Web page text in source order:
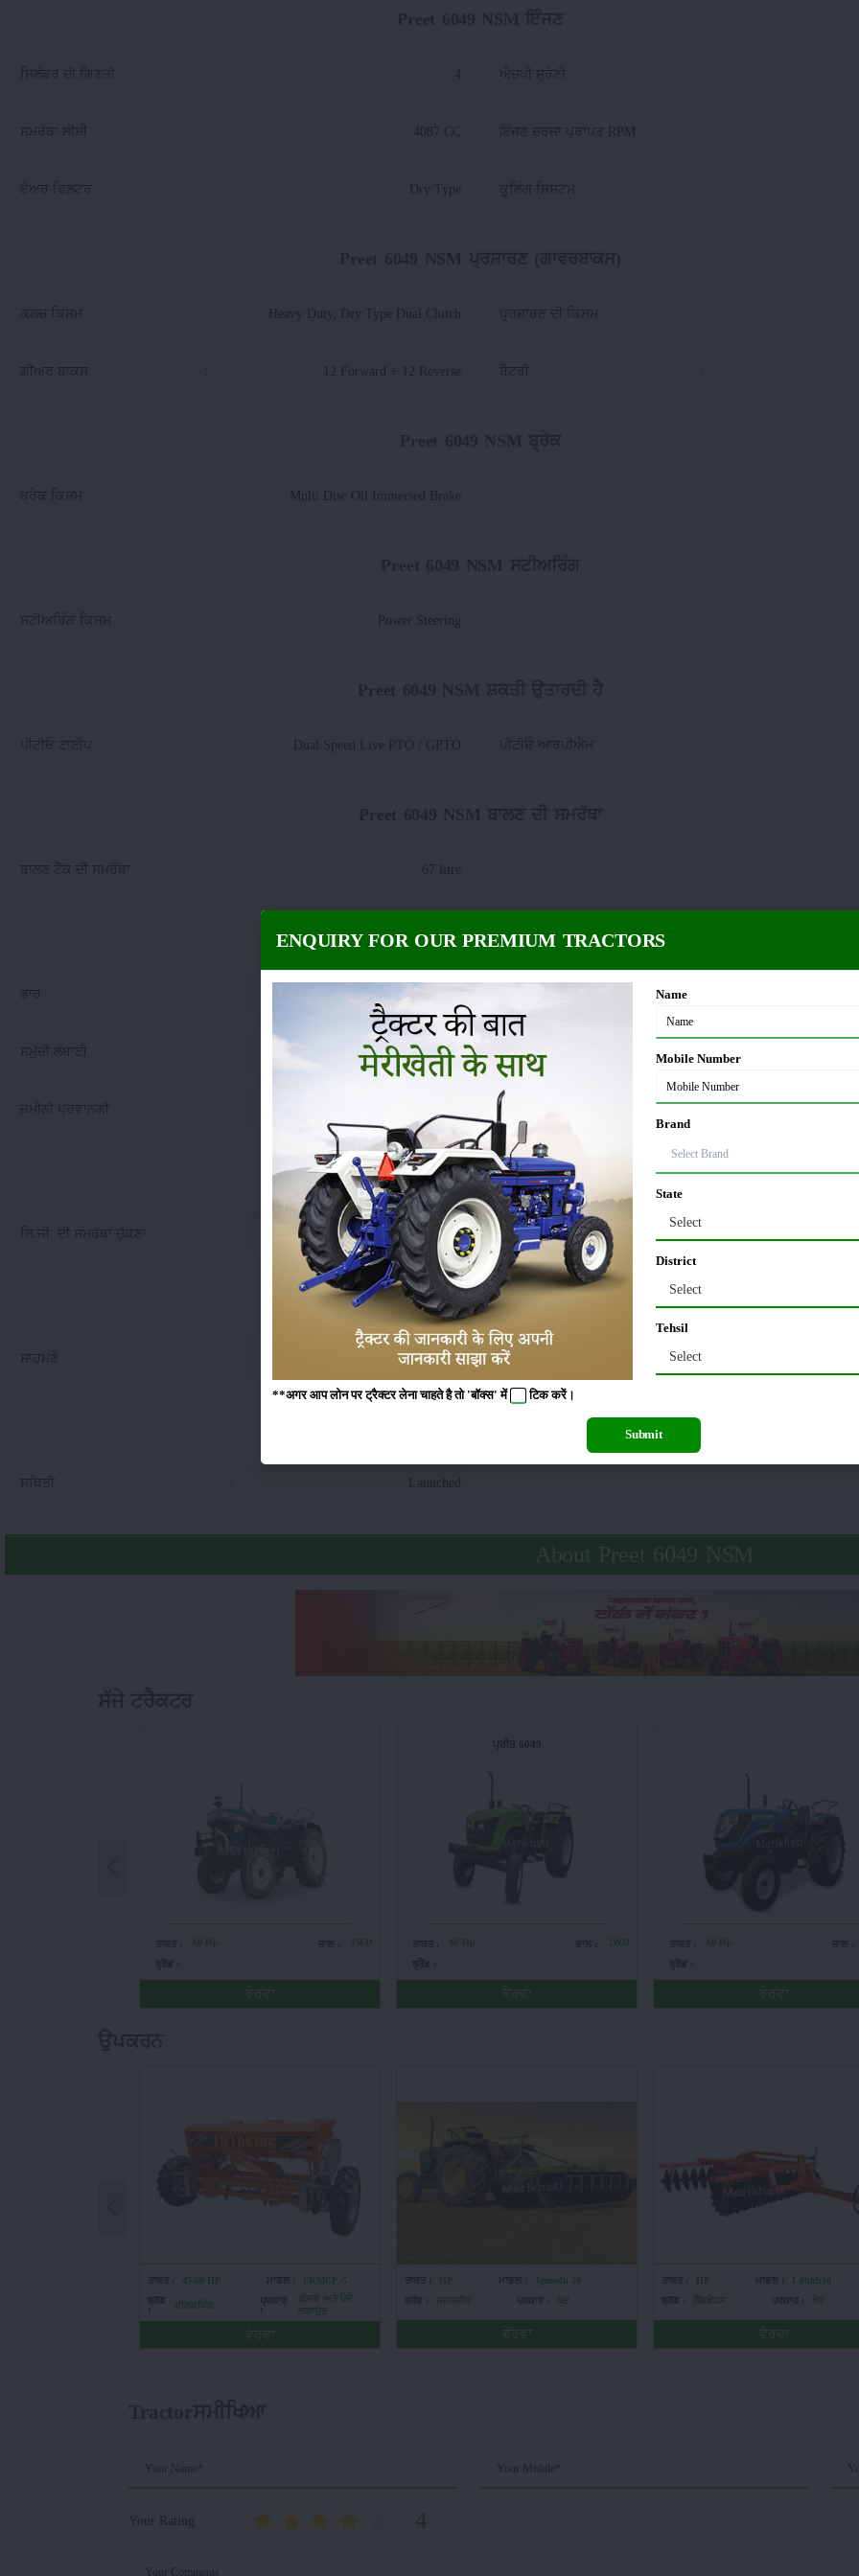
ਸਿਲੰਡਰ ਦੀ ਗਿਣਤੀ 4 ਐਚਪੀ ਸ਼੍ਰੇਣੀ
ਸਮਰੱਥਾ ਸੀਸੀ 4087 CC ਇੰਜਣ ਦਰਜਾ ਪ੍ਰਾਪਤ RPM
ਏਅਰ ਫਿਲਟਰ Dry Type ਕੂਲਿੰਗ ਸਿਸਟਮ
ਕਲਚ ਕਿਸਮ Heavy Duty, Dry Type Dual Clutch ਪ੍ਰਸਾਰਣ ਦੀ ਕਿਸਮ
ਗੀਅਰ ਬਾਕਸ 12 Forward + 12 Reverse ਬੈਟਰੀ
ਬ੍ਰੇਕ ਕਿਸਮ Multi Disc Oil Immersed Brake
ਸਟੀਅਰਿੰਗ ਕਿਸਮ Power Steering
ਪੀਟੀਓ ਟਾਈਪ Dual Speed Live PTO / GPTO ਪੀਟੀਓ ਆਰਪੀਐਮ
ਬਾਲਣ ਟੈਂਕ ਦੀ ਸਮਰੱਥਾ 67 litre
Preet 6049 NSM ਮਾਪ ਅਤੇ ਭਾਰ
ਭਾਰ
ਸਮੁੱਚੀ ਲੰਬਾਈ 3800 MM ਟਰੈਕਟਰ ਚੌੜਾਈ
ਜ਼ਮੀਨੀ ਪ੍ਰਵਾਨਗੀ
Preet 6049 NSM ਲਿਫਟਿੰਗ ਸਮਰੱਥਾ (ਹਾਈਡ੍ਰੌਲਿਕਸ)
ਲਿ.ਜੀ. ਦੀ ਸਮਰੱਥਾ ਚੁੱਕਣਾ 2400 Kg
Preet 6049 NSM ਟਾਇਰ ਦਾ ਆਕਾਰ
ਸਾਹਮਣੇ 7.50 X 16 ਰੀਅਰ
Preet 6049 NSM ਅਤਿਰਿਕਤ ਵਿਸ਼ੇਸ਼ਤਾਵਾਂ
ਸਥਿਤੀ Launched
About Preet 6049 NSM
ਤਾਕਤ : 60 Hp ਚਾਲ : 2WD
ਬ੍ਰੈਂਡ :
ਵੇਰਵਾ
ਪ੍ਰੀਤ 6049
ਤਾਕਤ : 60 Hp ਚਾਲ : 2WD
ਬ੍ਰੈਂਡ :
ਵੇਰਵਾ
ਤਾਕਤ : 60 Hp ਚਾਲ :
ਬ੍ਰੈਂਡ :
ਵੇਰਵਾ
ਤਾਕਤ : 45-60 HP ਮਾਡਲ :
FKMCP -5
ਬ੍ਰੈਂਡ
ਫੀਲਡਕਿੰਗ
ਪ੍ਰਕਾਰ
ਬੀਜਣ ਅਤੇ ਪੌਦੇ
ਲਗਾਉਣ
ਵੇਰਵਾ
ਤਾਕਤ : HP ਮਾਡਲ :
Jgmodh-20
ਬ੍ਰੈਂਡ :
ਜਗਤਜੀਤ ਪ੍ਰਕਾਰ : ਖੇਤ
ਵੇਰਵਾ
ਤਾਕਤ : HP ਮਾਡਲ :
Ldhhh10
ਬ੍ਰੈਂਡ :
ਲੈਂਡਫੋਰਸ ਪ੍ਰਕਾਰ : ਖੇਤ
ਵੇਰਵਾ
Your Name* Your Mobile*
Your Rating 4
Your Comments
ENQUIRY FOR OUR PREMIUM TRACTORS
Name
Mobile Number
Brand
State
Select
District
Select
Tehsil
Select
**अगर आप लोन पर ट्रैक्टर लेना चाहते है तो 'बॉक्स' में टिककरें।
Submit